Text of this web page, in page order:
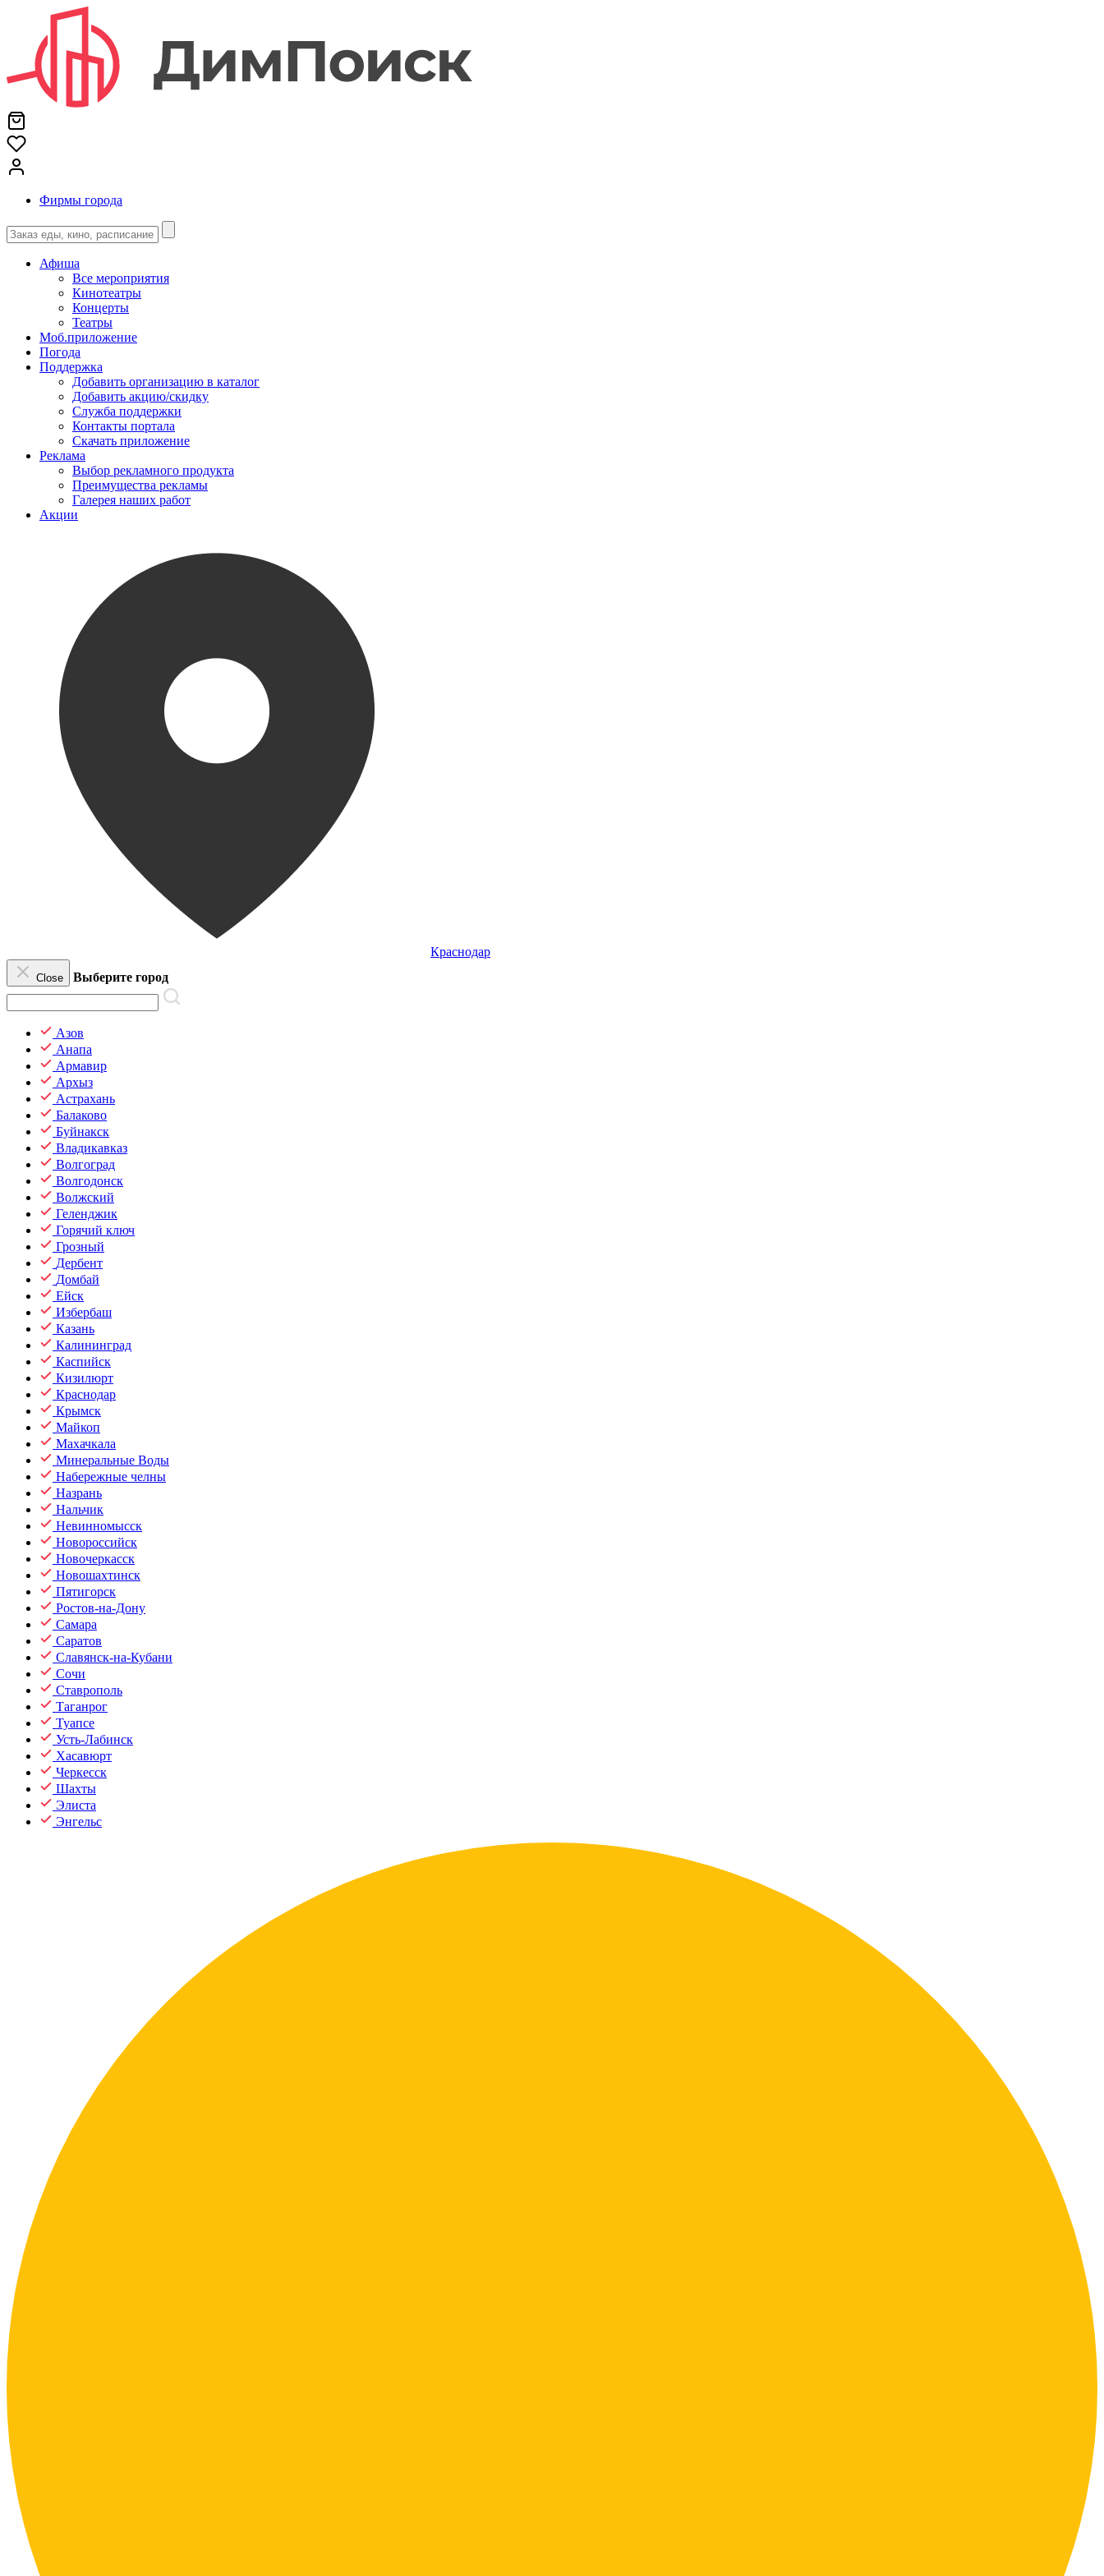
Фирмы города
Афиша
Все мероприятия
Кинотеатры
Концерты
Театры
Моб.приложение
Погода
Поддержка
Добавить организацию в каталог
Добавить акцию/скидку
Служба поддержки
Контакты портала
Скачать приложение
Реклама
Выбор рекламного продукта
Преимущества рекламы
Галерея наших работ
Акции
Краснодар
Close Выберите город
Азов
Анапа
Армавир
Архыз
Астрахань
Балаково
Буйнакск
Владикавказ
Волгоград
Волгодонск
Волжский
Геленджик
Горячий ключ
Грозный
Дербент
Домбай
Ейск
Избербаш
Казань
Калининград
Каспийск
Кизилюрт
Краснодар
Крымск
Майкоп
Махачкала
Минеральные Воды
Набережные челны
Назрань
Нальчик
Невинномысск
Новороссийск
Новочеркасск
Новошахтинск
Пятигорск
Ростов-на-Дону
Самара
Саратов
Славянск-на-Кубани
Сочи
Ставрополь
Таганрог
Туапсе
Усть-Лабинск
Хасавюрт
Черкесск
Шахты
Элиста
Энгельс